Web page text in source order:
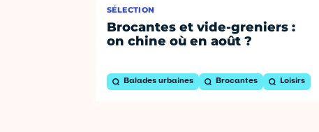
SÉLECTION
Brocantes et vide-greniers :
on chine où en août ?
Balades urbaines Brocantes Loisirs